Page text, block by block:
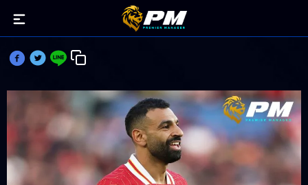
ซาลาห์ แต้มแบลงค์สามวีกติดหนแรก